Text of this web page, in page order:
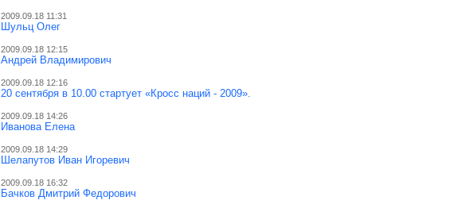
2009.09.18 11:31
Шульц Олег
2009.09.18 12:15
Андрей Владимирович
2009.09.18 12:16
20 сентября в 10.00 стартует «Кросс наций - 2009».
2009.09.18 14:26
Иванова Елена
2009.09.18 14:29
Шелапутов Иван Игоревич
2009.09.18 16:32
Бачков Дмитрий Федорович